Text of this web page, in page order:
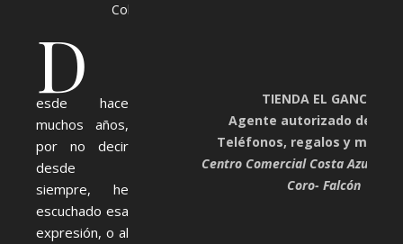
Colágeno
D
esde hace
muchos años,
por no decir
desde
siempre, he
escuchado esa
expresión, o al
TIENDA EL GANCHO
Agente autorizado de
Teléfonos, regalos y mucho
Centro Comercial Costa Azul.
Coro- Falcón